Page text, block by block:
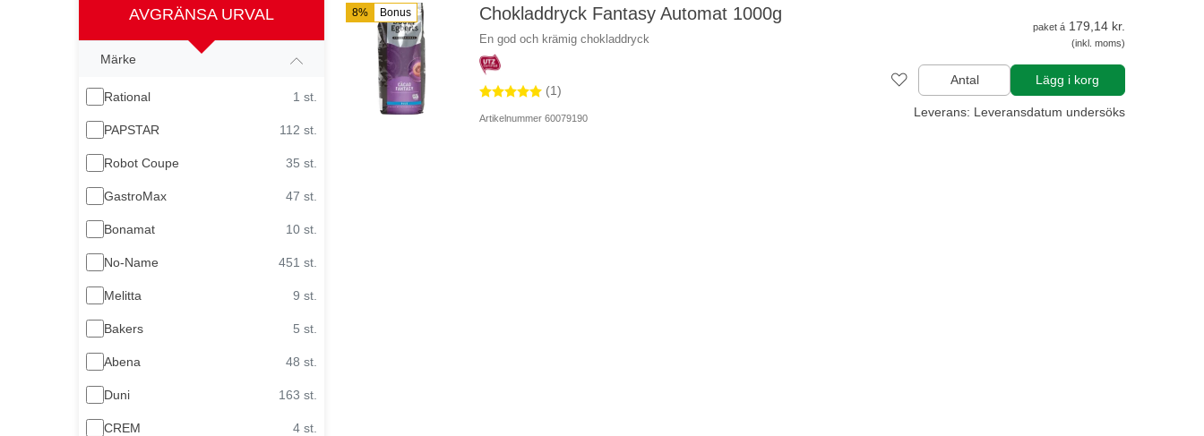
AVGRÄNSA URVAL
Märke
Rational 1 st.
PAPSTAR 112 st.
Robot Coupe 35 st.
GastroMax 47 st.
Bonamat 10 st.
No-Name 451 st.
Melitta 9 st.
Bakers 5 st.
Abena 48 st.
Duni 163 st.
CREM 4 st.
8% Bonus Chokladdryck Fantasy Automat 1000g
En god och krämig chokladdryck
(1)
Artikelnummer 60079190
paket á 179,14 kr.
(inkl. moms)
Antal Lägg i korg
Leverans: Leveransdatum undersöks